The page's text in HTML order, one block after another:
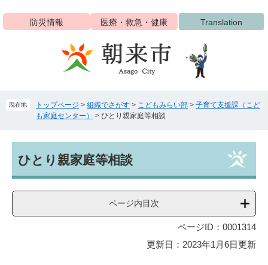
ジ
ュ
防災情報 医療・救急・健康 Translation
現在地 トップページ > 組織でさがす > こどもみらい部 > 子育て支援課（こど
も家庭センター）
> ひとり親家庭等相談
文ひとり親家庭等相談
ページ内目次
ページID：0001314
更新日：2023年1月6日更新